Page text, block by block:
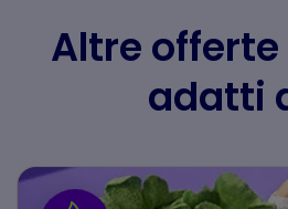
Altre offerte
adatti